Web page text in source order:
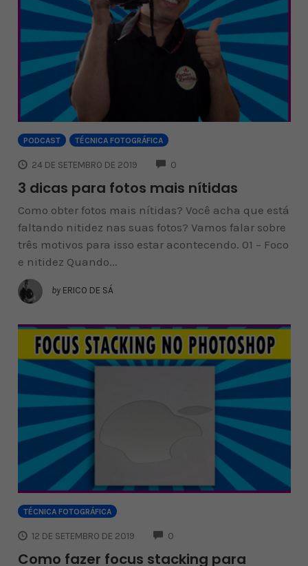
PODCAST TÉCNICA FOTOGRÁFICA
24 DE SETEMBRO DE 2019 0
3 dicas para fotos mais nítidas
Como obter fotos mais nítidas? Você acha que está
faltando nitidez nas suas fotos? Vamos falar sobre
três motivos para isso estar acontecendo. 01 – Foco
e nitidez Quando...
by ERICO DE SÁ
TÉCNICA FOTOGRÁFICA
12 DE SETEMBRO DE 2019 0
Como fazer focus stacking para